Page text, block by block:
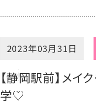
2023年03月31日
【静岡駅前】メイ
学♡